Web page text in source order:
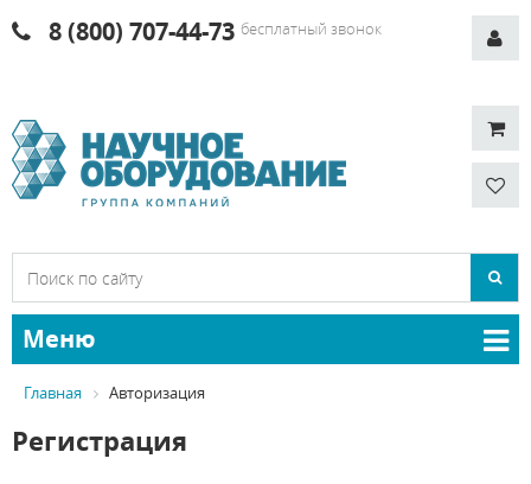
8 (800) 707-44-73 бесплатный звонок
Меню
Главная Авторизация
Регистрация